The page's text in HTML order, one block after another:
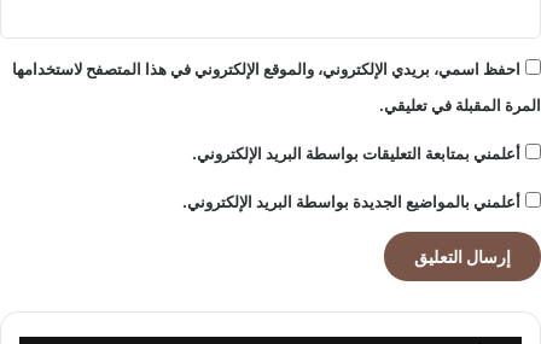
احفظ اسمي، بريدي الإلكتروني، والموقع الإلكتروني في هذا المتصفح لاستخدامها
المرة المقبلة في تعليقي.
أعلمني بمتابعة التعليقات بواسطة البريد الإلكتروني.
أعلمني بالمواضيع الجديدة بواسطة البريد الإلكتروني.